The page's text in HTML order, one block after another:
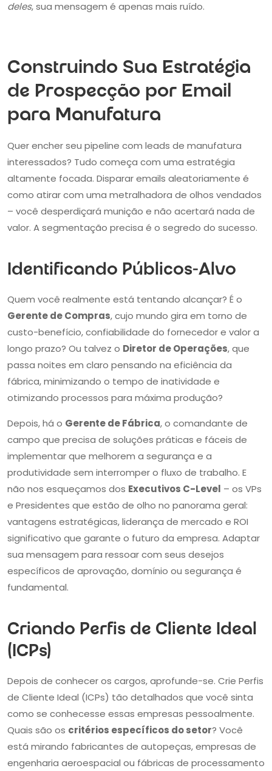
deles, sua mensagem é apenas mais ruído.
Construindo Sua Estratégia
de Prospecção por Email
para Manufatura
Quer encher seu pipeline com leads de manufatura
interessados? Tudo começa com uma estratégia
altamente focada. Disparar emails aleatoriamente é
como atirar com uma metralhadora de olhos vendados
– você desperdiçará munição e não acertará nada de
valor. A segmentação precisa é o segredo do sucesso.
Identificando Públicos-Alvo
Quem você realmente está tentando alcançar? É o
Gerente de Compras, cujo mundo gira em torno de
custo-benefício, confiabilidade do fornecedor e valor a
longo prazo? Ou talvez o Diretor de Operações, que
passa noites em claro pensando na eficiência da
fábrica, minimizando o tempo de inatividade e
otimizando processos para máxima produção?
Depois, há o Gerente de Fábrica, o comandante de
campo que precisa de soluções práticas e fáceis de
implementar que melhorem a segurança e a
produtividade sem interromper o fluxo de trabalho. E
não nos esqueçamos dos Executivos C-Level – os VPs
e Presidentes que estão de olho no panorama geral:
vantagens estratégicas, liderança de mercado e ROI
significativo que garante o futuro da empresa. Adaptar
sua mensagem para ressoar com seus desejos
específicos de aprovação, domínio ou segurança é
fundamental.
Criando Perfis de Cliente Ideal
(ICPs)
Depois de conhecer os cargos, aprofunde-se. Crie Perfis
de Cliente Ideal (ICPs) tão detalhados que você sinta
como se conhecesse essas empresas pessoalmente.
Quais são os critérios específicos do setor? Você
está mirando fabricantes de autopeças, empresas de
engenharia aeroespacial ou fábricas de processamento